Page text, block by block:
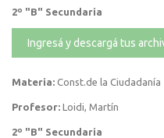
2º "B" Secundaria
Ingresá y descargá tus
Materia: Const.de la Ciudadanía
Profesor: Loidi, Martín
2º "B" Secundaria